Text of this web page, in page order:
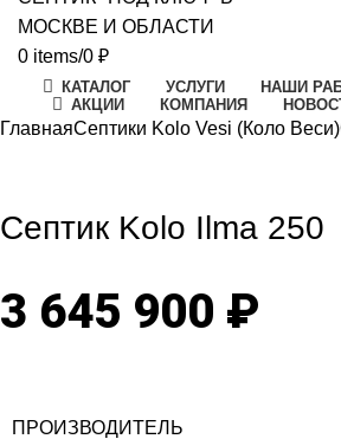
0 items/0 ₽
КАТАЛОГ УСЛУГИ НАШИ
АКЦИИ
КОМПАНИЯ
ГлавнаяСептики Kolo Vesi (Коло Веси)
Септик Kolo Ilma 250
3 645 900 ₽
ПРОИЗВОДИТЕЛЬ